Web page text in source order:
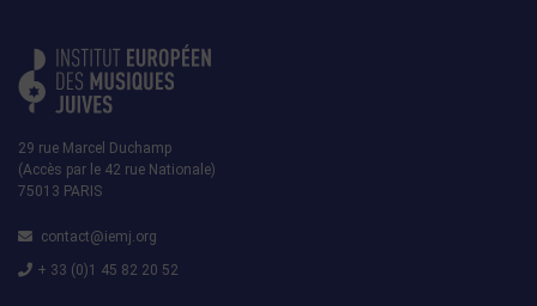
29 rue Marcel Duchamp
(Accès par le 42 rue Nationale)
75013 PARIS
contact@iemj.org
+ 33 (0)1 45 82 20 52